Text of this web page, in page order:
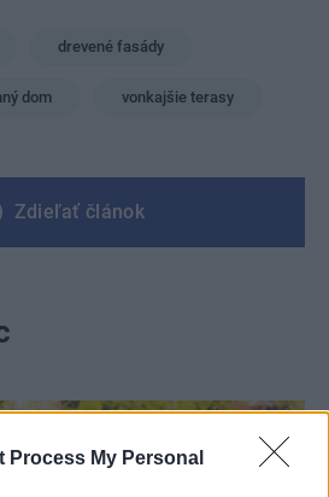
Process My Personal
drevené fasády
dom vonkajšie terasy
Zdieľať článok